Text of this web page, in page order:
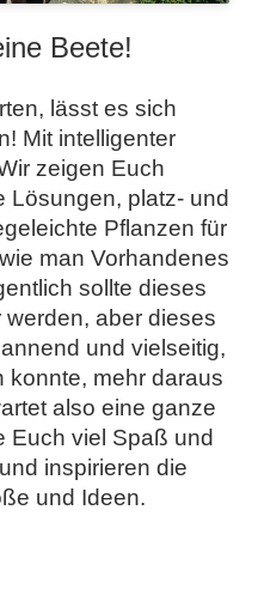
Beete!
lässt es sich
Mit intelligenter
zeigen Euch
Lösungen, platz- und
Pflanzen für
man Vorhandenes
sollte dieses
aber dieses
und vielseitig,
konnte, mehr daraus
also eine ganze
Euch viel Spaß und
inspirieren die
und Ideen.